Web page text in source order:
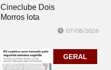
Cineclube Dois
Morros lota
corpo que cai”
07/08/2026
GERAL